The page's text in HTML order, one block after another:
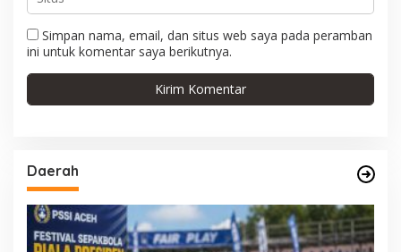
Simpan nama, email, dan situs web saya pada peramban
ini untuk komentar saya berikutnya.
Daerah